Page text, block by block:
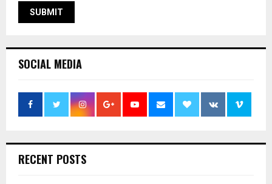
SOCIAL MEDIA
RECENT POSTS